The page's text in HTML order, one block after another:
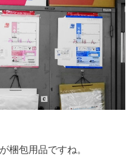
梱包用品ですね。